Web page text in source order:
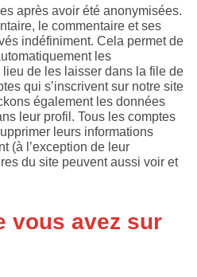
après avoir été anonymisées.
le commentaire et ses
indéfiniment. Cela permet de
les
de les laisser dans la file de
qui s’inscrivent sur notre site
également les données
leur profil. Tous les comptes
leurs informations
(à l’exception de leur
du site peuvent aussi voir et
vous avez sur